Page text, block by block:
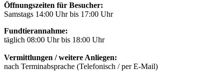
Öffnungszeiten für Besucher:
Samstags 14:00 Uhr bis 17:00 Uhr
Fundtierannahme:
täglich 08:00 Uhr bis 18:00 Uhr
Vermittlungen / weitere Anliegen:
nach Terminabsprache (Telefonisch / per E-Mail)